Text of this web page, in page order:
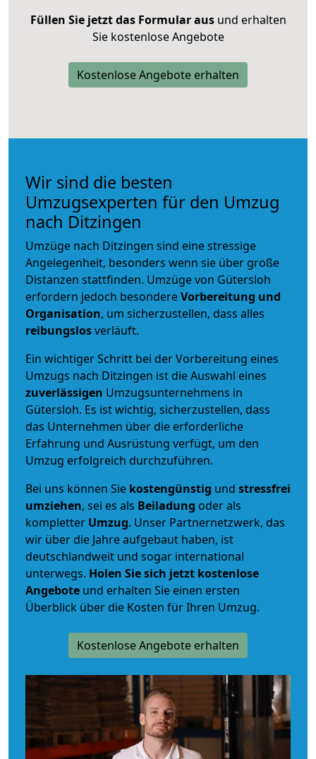
Füllen Sie jetzt das Formular ausund erhalten
Sie kostenlose Angebote
Kostenlose Angebote erhalten
Wir sind die besten
Umzugsexperten für den Umzug
nach Ditzingen
Umzüge nach Ditzingen sind eine stressige
Angelegenheit, besonders wenn sie über große
Distanzen stattfinden. Umzüge von Gütersloh
erfordern jedoch besondereVorbereitung und
Organisation, um sicherzustellen, dass alles
reibungslosverläuft.
Ein wichtiger Schritt bei der Vorbereitung eines
Umzugs nach Ditzingen ist die Auswahl eines
zuverlässigen Umzugsunternehmens in
Gütersloh. Es ist wichtig, sicherzustellen, dass
das Unternehmen über die erforderliche
Erfahrung und Ausrüstung verfügt, um den
Umzug erfolgreich durchzuführen.
Bei uns können Sie kostengünstig und stressfrei
umziehen, sei es als Beiladung oder als
kompletter Umzug. Unser Partnernetzwerk, das
wir über die Jahre aufgebaut haben, ist
deutschlandweit und sogar international
unterwegs. Holen Sie sich jetzt kostenlose
Angebote und erhalten Sie einen ersten
Überblick über die Kosten für Ihren Umzug.
Kostenlose Angebote erhalten